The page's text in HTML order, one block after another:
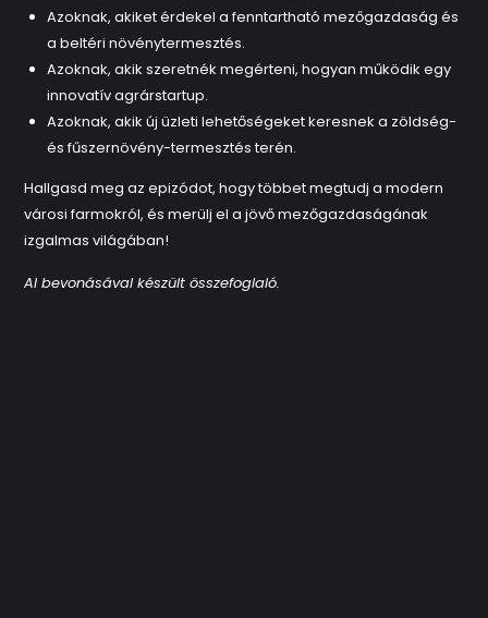
Azoknak, akiket érdekel a fenntartható mezőgazdaság és
a beltéri növénytermesztés.
Azoknak, akik szeretnék megérteni, hogyan működik egy
innovatív agrárstartup.
Azoknak, akik új üzleti lehetőségeket keresnek a zöldség-
és fűszernövény-termesztés terén.
Hallgasd meg az epizódot, hogy többet megtudj a modern
városi farmokról, és merülj el a jövő mezőgazdaságának
izgalmas világában!
AI bevonásával készült összefoglaló.